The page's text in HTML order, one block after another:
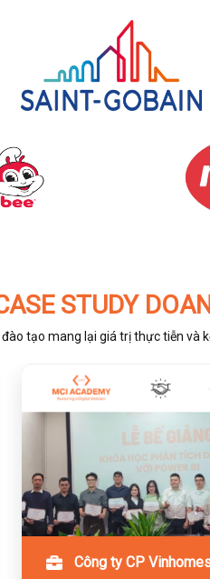
STUDY
tạo mang lại giá trị thực tiễn và
Công ty CP